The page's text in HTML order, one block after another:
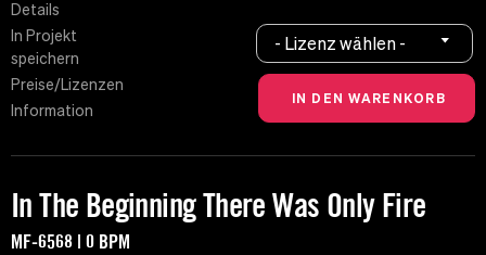
Details
In Projekt
speichern
Preise/Lizenzen
Information
- Lizenz wählen -
In The Beginning There Was Only Fire
MF-6568 | 0 BPM